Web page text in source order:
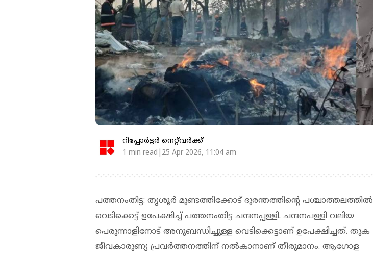
റിപ്പോർട്ടർ നെറ്റ്‌വര്‍ക്ക്‌
1 min read|25 Apr 2026, 11:04 am
പത്തനംതിട്ട: തൃശൂര്‍ മുണ്ടത്തിക്കോട് ദുരന്തത്തിന്റെ പശ്ചാത്തലത്തില്‍
വെടിക്കെട്ട് ഉപേക്ഷിച്ച് പത്തനംതിട്ട ചന്ദനപ്പള്ളി. ചന്ദനപള്ളി വലിയ
പെരുന്നാളിനോട് അനുബന്ധിച്ചുള്ള വെടിക്കെട്ടാണ് ഉപേക്ഷിച്ചത്. തുക
ജീവകാരുണ്യ പ്രവര്‍ത്തനത്തിന് നല്‍കാനാണ് തീരുമാനം. ആഗോള